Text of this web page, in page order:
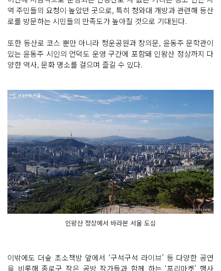
역 주민들의 요청이 높았던 곳으로, 특히 청와대 개방과 관련해 등산
로를 방문하는 시민들의 만족도가 높아질 것으로 기대된다.
또한 등산로 코스 뿐만 아니라 청운공원과 창의문, 윤동주 문학관이
있는 윤동주 시인의 언덕도 운영 구간에 포함돼 인왕산 정상까지 다
양한 역사, 문화 명소를 걸으며 즐길 수 있다.
인왕산 정상에서 바라본 서울 도심
이밖에도 더숲 초소책방 앞에서 ‘구석구석 라이브’ 등 다양한 공연
을 비롯해 종로구 작은 공방 작가들과 함께 하는 ‘프리마켓’ 행사